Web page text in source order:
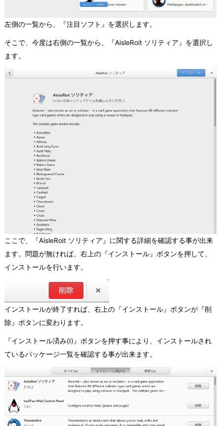
左側の一覧から、『注目ソフト』を選択します。
そこで、今度は右側の一覧から、『AisleRoit ソリティア』を選択し
ます。
ここで、『AisleRoit ソリティア』に関する詳細を確認する事が出来
ます。問題が無ければ、右上の『インストール』ボタンを押して、
インストールを行います。
インストールが終了すれば、右上の『インストール』ボタンが『削
除』ボタンに変わります。
『インストール済み(I)』ボタンを押す事により、インストールされ
ているパッケージ一覧を確認する事が出来ます。